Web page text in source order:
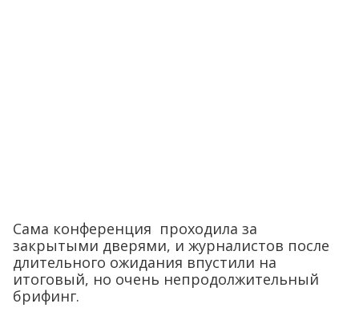
Сама конференция проходила за
закрытыми дверями, и журналистов после
длительного ожидания впустили на
итоговый, но очень непродолжительный
брифинг.